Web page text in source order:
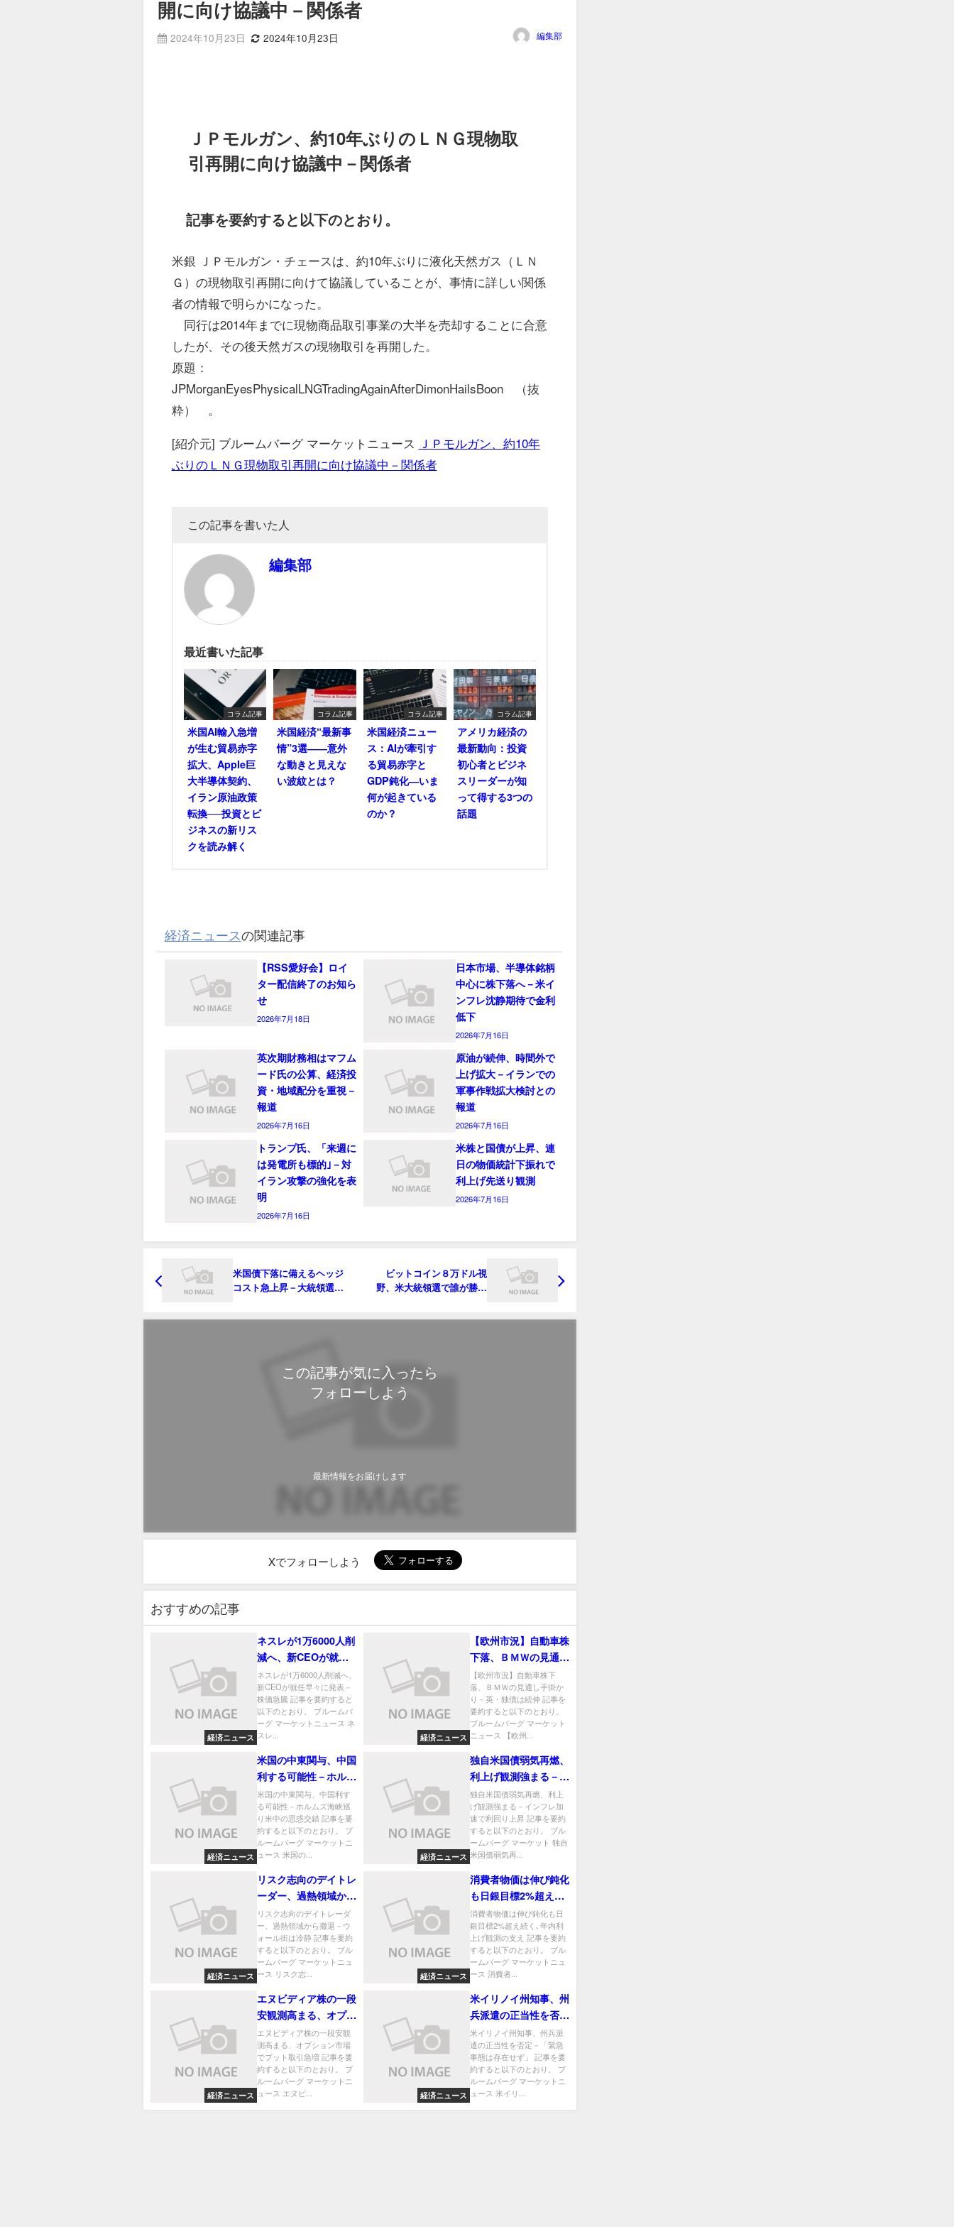
開に向け協議中－関係者
2024年10月23日 2024年10月23日 編集部
ＪＰモルガン、約10年ぶりのＬＮＧ現物取
引再開に向け協議中－関係者
記事を要約すると以下のとおり。
米銀 ＪＰモルガン・チェースは、約10年ぶりに液化天然ガス（ＬＮ
Ｇ）の現物取引再開に向けて協議していることが、事情に詳しい関係
者の情報で明らかになった。
同行は2014年までに現物商品取引事業の大半を売却することに合意
したが、その後天然ガスの現物取引を再開した。
原題：
JPMorganEyesPhysicalLNGTradingAgainAfterDimonHailsBoon （抜
粋） 。
[紹介元] ブルームバーグ マーケットニュース ＪＰモルガン、約10年
ぶりのＬＮＧ現物取引再開に向け協議中－関係者
この記事を書いた人
編集部
最近書いた記事
コラム記事
米国AI輸入急増
が生む貿易赤字
拡大、Apple巨
大半導体契約、
イラン原油政策
転換──投資とビ
ジネスの新リス
クを読み解く
コラム記事
米国経済“最新事
情”3選――意外
な動きと見えな
い波紋とは？
コラム記事
米国経済ニュー
ス：AIが牽引す
る貿易赤字と
GDP鈍化―いま
何が起きている
のか？
コラム記事
アメリカ経済の
最新動向：投資
初心者とビジネ
スリーダーが知
って得する3つの
話題
経済ニュースの関連記事
【RSS愛好会】ロイ
ター配信終了のお知ら
せ
2026年7月18日
日本市場、半導体銘柄
中心に株下落へ－米イ
ンフレ沈静期待で金利
低下
2026年7月16日
英次期財務相はマフム
ード氏の公算、経済投
資・地域配分を重視－
報道
2026年7月16日
原油が続伸、時間外で
上げ拡大－イランでの
軍事作戦拡大検討との
報道
2026年7月16日
トランプ氏、「来週に
は発電所も標的｣－対
イラン攻撃の強化を表
明
2026年7月16日
米株と国債が上昇、連
日の物価統計下振れで
利上げ先送り観測
2026年7月16日
米国債下落に備えるヘッジ
コスト急上昇－大統領選や
ビットコイン８万ドル視
野、米大統領選で誰が勝っ
この記事が気に入ったら
フォローしよう
最新情報をお届けします
Xでフォローしよう
おすすめの記事
経済ニュース
ネスレが1万6000人削
減へ、新CEOが就任
早々に発表－株価急騰
ネスレが1万6000人削減へ、
新CEOが就任早々に発表－
株価急騰 記事を要約すると
以下のとおり。 ブルームバ
ーグ マーケットニュース ネ
スレ...
経済ニュース
【欧州市況】自動車株
下落、ＢＭＷの見通し
手掛かり－英・独債は
続伸
【欧州市況】自動車株下
落、ＢＭＷの見通し手掛か
り－英・独債は続伸 記事を
要約すると以下のとおり。
ブルームバーグ マーケット
ニュース 【欧州...
経済ニュース
米国の中東関与、中国
利する可能性－ホルム
ズ海峡巡り米中の思惑
交錯
米国の中東関与、中国利す
る可能性－ホルムズ海峡巡
り米中の思惑交錯 記事を要
約すると以下のとおり。 ブ
ルームバーグ マーケットニ
ュース 米国の...
経済ニュース
独自米国債弱気再燃、
利上げ観測強まる－イ
ンフレ加速で利回り上
昇
独自米国債弱気再燃、利上
げ観測強まる－インフレ加
速で利回り上昇 記事を要約
すると以下のとおり。 ブル
ームバーグ マーケット 独自
米国債弱気再...
経済ニュース
リスク志向のデイトレ
ーダー、過熱領域から
撤退－ウォール街は冷
静
リスク志向のデイトレーダ
ー、過熱領域から撤退－ウ
ォール街は冷静 記事を要約
すると以下のとおり。 ブル
ームバーグ マーケットニュ
ース リスク志...
経済ニュース
消費者物価は伸び鈍化
も日銀目標2%超え続
く､年内利上げ観測の
支え
消費者物価は伸び鈍化も日
銀目標2%超え続く､年内利
上げ観測の支え 記事を要約
すると以下のとおり。 ブル
ームバーグ マーケットニュ
ース 消費者...
経済ニュース
エヌビディア株の一段
安観測高まる、オプシ
ョン市場でプット取引
急増
エヌビディア株の一段安観
測高まる、オプション市場
でプット取引急増 記事を要
約すると以下のとおり。 ブ
ルームバーグ マーケットニ
ュース エヌビ...
経済ニュース
米イリノイ州知事、州
兵派遣の正当性を否定
－「緊急事態は存在せ
ず」
米イリノイ州知事、州兵派
遣の正当性を否定－「緊急
事態は存在せず」 記事を要
約すると以下のとおり。 ブ
ルームバーグ マーケットニ
ュース 米イリ...